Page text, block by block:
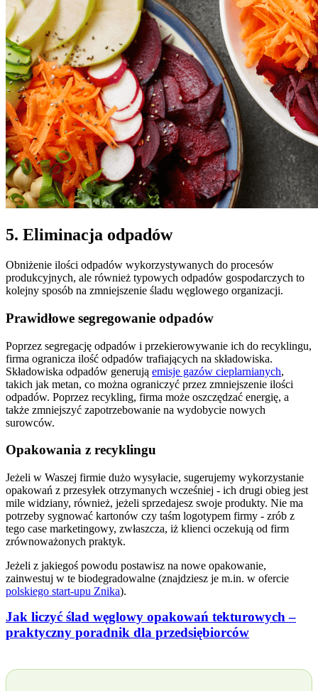
5. Eliminacja odpadów
Obniżenie ilości odpadów wykorzystywanych do procesów
produkcyjnych, ale również typowych odpadów gospodarczych to
kolejny sposób na zmniejszenie śladu węglowego organizacji.
Prawidłowe segregowanie odpadów
Poprzez segregację odpadów i przekierowywanie ich do recyklingu,
firma ogranicza ilość odpadów trafiających na składowiska.
Składowiska odpadów generują emisje gazów cieplarnianych,
takich jak metan, co można ograniczyć przez zmniejszenie ilości
odpadów. Poprzez recykling, firma może oszczędzać energię, a
także zmniejszyć zapotrzebowanie na wydobycie nowych
surowców.
Opakowania z recyklingu
Jeżeli w Waszej firmie dużo wysyłacie, sugerujemy wykorzystanie
opakowań z przesyłek otrzymanych wcześniej - ich drugi obieg jest
mile widziany, również, jeżeli sprzedajesz swoje produkty. Nie ma
potrzeby sygnować kartonów czy taśm logotypem firmy - zrób z
tego case marketingowy, zwłaszcza, iż klienci oczekują od firm
zrównoważonych praktyk.
Jeżeli z jakiegoś powodu postawisz na nowe opakowanie,
zainwestuj w te biodegradowalne (znajdziesz je m.in. w ofercie
polskiego start-upu Znika).
Jak liczyć ślad węglowy opakowań tekturowych –
praktyczny poradnik dla przedsiębiorców